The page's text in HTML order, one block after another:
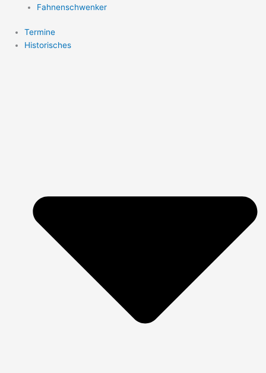
Fahnenschwenker
Termine
Historisches